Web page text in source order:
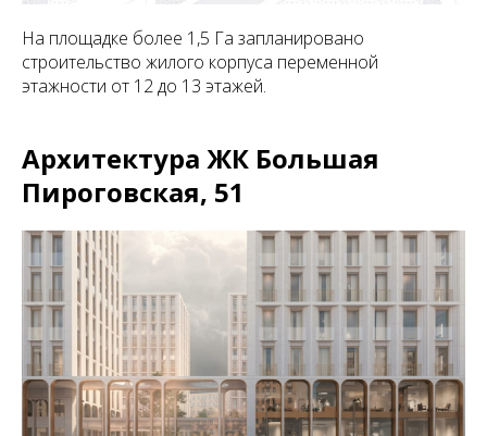
На площадке более 1,5 Га запланировано
строительство жилого корпуса переменной
этажности от 12 до 13 этажей.
Архитектура ЖК Большая
Пироговская, 51